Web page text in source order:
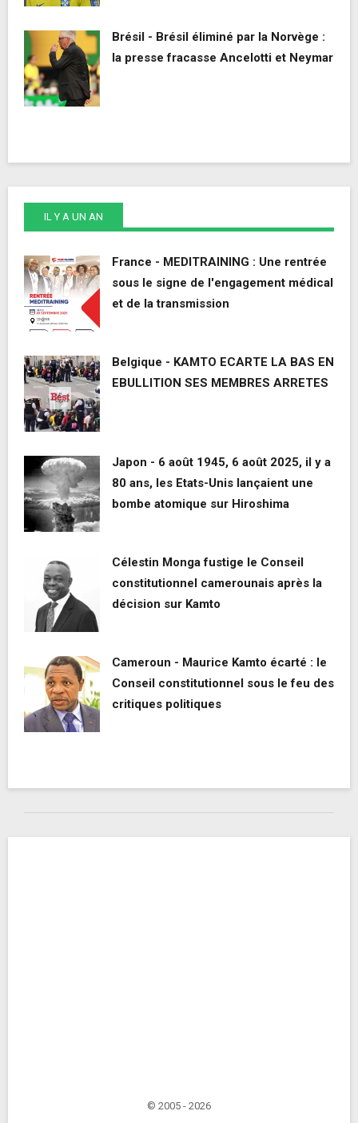
Brésil - Brésil éliminé par la Norvège :
la presse fracasse Ancelotti et Neymar
IL Y A UN AN
France - MEDITRAINING : Une rentrée
sous le signe de l'engagement médical
et de la transmission
Belgique - KAMTO ECARTE LA BAS EN
EBULLITION SES MEMBRES ARRETES
Japon - 6 août 1945, 6 août 2025, il y a
80 ans, les Etats-Unis lançaient une
bombe atomique sur Hiroshima
Célestin Monga fustige le Conseil
constitutionnel camerounais après la
décision sur Kamto
Cameroun - Maurice Kamto écarté : le
Conseil constitutionnel sous le feu des
critiques politiques
© 2005 - 2026